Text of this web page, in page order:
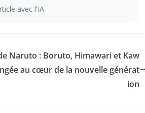
avec l'IA
Naruto : Boruto, Himawari et Kaw
au cœur de la nouvelle générat
ion